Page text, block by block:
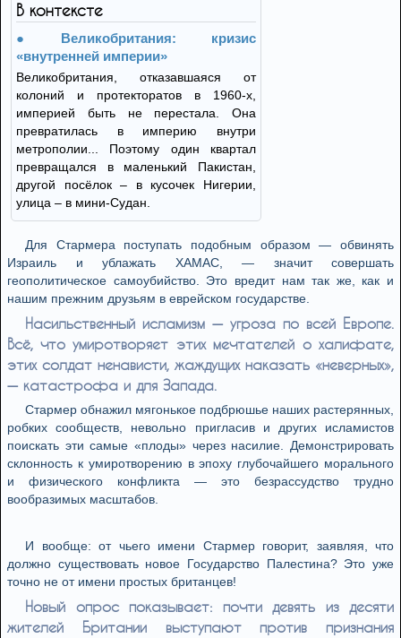
В контексте
Великобритания: кризис
«внутренней империи»
Великобритания, отказавшаяся от
колоний и протекторатов в 1960-х,
империей быть не перестала. Она
превратилась в империю внутри
метрополии... Поэтому один квартал
превращался в маленький Пакистан,
другой посёлок – в кусочек Нигерии,
улица – в мини-Судан.
Для Стармера поступать подобным образом — обвинять
Израиль и ублажать ХАМАС, — значит совершать
геополитическое самоубийство. Это вредит нам так же, как и
нашим прежним друзьям в еврейском государстве.
Насильственный исламизм — угрозa по всей Европе.
Всё, что умиротворяет этих мечтателей о халифате,
этих солдат ненависти, жаждущих наказать «неверных»,
— катастрофа и для Запада.
Стармер обнажил мягонькое подбрюшье наших растерянных,
робких сообществ, невольно пригласив и других исламистов
поискать эти самые «плоды» через насилие. Демонстрировать
склонность к умиротворению в эпоху глубочайшего морального
и физического конфликта — это безрассудство трудно
вообразимых масштабов.
И вообще: от чьего имени Стармер говорит, заявляя, что
должно существовать новое Государство Палестина? Это уже
точно не от имени простых британцев!
Новый опрос показывает: почти девять из десяти
жителей Британии выступают против признания